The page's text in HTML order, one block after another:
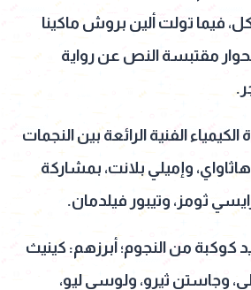
فيما تولت ألين بروش ماكينا
مقتبسة النص عن رواية
الفنية الرائعة بين النجمات
وإميلي بلانت، بمشاركة
ثومز، وتيبور فيلدمان.
كوكبة من النجوم؛ أبرزهم: كينيث
وجاستن ثيرو، ولوسي ليو،